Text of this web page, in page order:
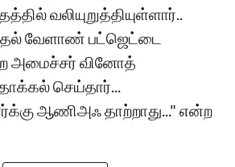
வலியுறுத்தியுள்ளார்..
வேளாண் பட்ஜெட்டை
அமைச்சர் வினோத்
செய்தார்...
ஆணிஅஃ தாற்றாது..." என்ற